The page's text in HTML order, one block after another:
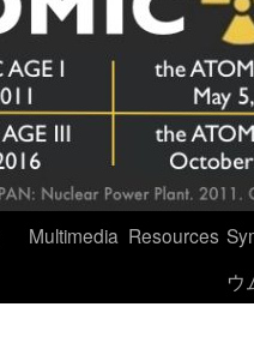
Multimedia Resources
ウ